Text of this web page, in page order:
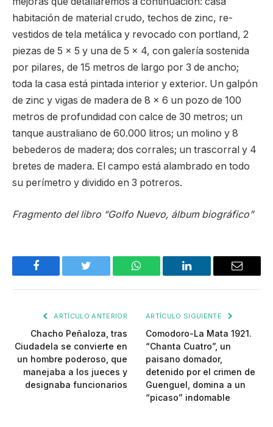
habitación de material crudo, techos de zinc, re-
vestidos de tela metálica y revocado con portland, 2
piezas de 5 x 5 y una de 5 x 4, con galería sostenida
por pilares, de 15 metros de largo por 3 de ancho;
toda la casa está pintada interior y exterior. Un galpón
de zinc y vigas de madera de 8 x 6 un pozo de 100
metros de profundidad con calce de 30 metros; un
tanque australiano de 60.000 litros; un molino y 8
bebederos de madera; dos corrales; un trascorral y 4
bretes de madera. El campo está alambrado en todo
su perímetro y dividido en 3 potreros.
Fragmento del libro “Golfo Nuevo, álbum biográfico”
Facebook Twitter WhatsApp LinkedIn Email
ARTÍCULO ANTERIOR
Chacho Peñaloza, tras
Ciudadela se convierte en
un hombre poderoso, que
manejaba a los jueces y
designaba funcionarios
ARTÍCULO SIGUIENTE
Comodoro-La Mata 1921.
“Chanta Cuatro”, un
paisano domador,
detenido por el crimen de
Guenguel, domina a un
“picaso” indomable